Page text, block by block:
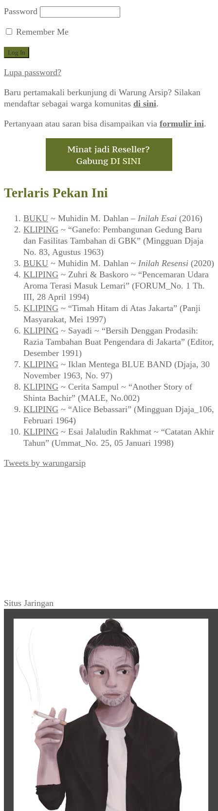
Password
Remember Me
Lupa password?
Baru pertamakali berkunjung di Warung Arsip? Silakan
mendaftar sebagai warga komunitas di sini.
Pertanyaan atau saran bisa disampaikan via formulir ini.
Terlaris Pekan Ini
BUKU ~ Muhidin M. Dahlan – Inilah Esai (2016)
KLIPING ~ “Ganefo: Pembangunan Gedung Baru
dan Fasilitas Tambahan di GBK” (Mingguan Djaja
No. 83, Agustus 1963)
BUKU ~ Muhidin M. Dahlan ~ Inilah Resensi (2020)
KLIPING ~ Zuhri & Baskoro ~ “Pencemaran Udara
Aroma Terasi Masuk Lemari” (FORUM_No. 1 Th.
III, 28 April 1994)
KLIPING ~ “Timah Hitam di Atas Jakarta” (Panji
Masyarakat, Mei 1997)
KLIPING ~ Sayadi ~ “Bersih Denggan Prodasih:
Razia Tambahan Buat Pengendara di Jakarta” (Editor,
Desember 1991)
KLIPING ~ Iklan Mentega BLUE BAND (Djaja, 30
November 1963, No. 97)
KLIPING ~ Cerita Sampul ~ “Another Story of
Shinta Bachir” (MALE, No.002)
KLIPING ~ “Alice Bebassari” (Mingguan Djaja_106,
Februari 1964)
KLIPING ~ Esai Jalaludin Rakhmat ~ “Catatan Akhir
Tahun” (Ummat_No. 25, 05 Januari 1998)
Tweets by warungarsip
Situs Jaringan